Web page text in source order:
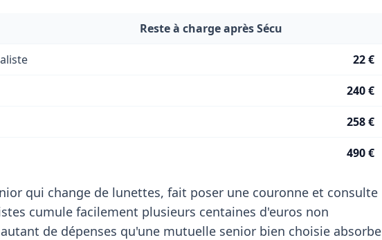
Reste à charge après Sécu
22 €
240 €
258 €
490 €
qui change de lunettes, fait poser une couronne et consulte
cumule facilement plusieurs centaines d'euros non
de dépenses qu'une mutuelle senior bien choisie absorbe